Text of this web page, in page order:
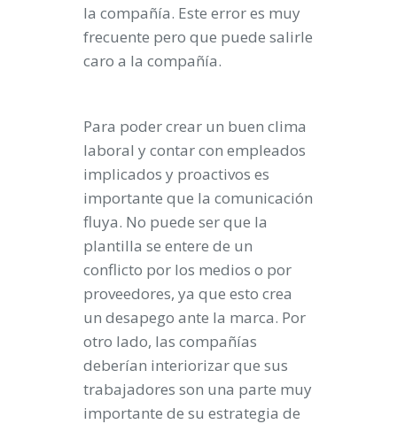
la compañía. Este error es muy
frecuente pero que puede salirle
caro a la compañía.
Para poder crear un buen clima
laboral y contar con empleados
implicados y proactivos es
importante que la comunicación
fluya. No puede ser que la
plantilla se entere de un
conflicto por los medios o por
proveedores, ya que esto crea
un desapego ante la marca. Por
otro lado, las compañías
deberían interiorizar que sus
trabajadores son una parte muy
importante de su estrategia de